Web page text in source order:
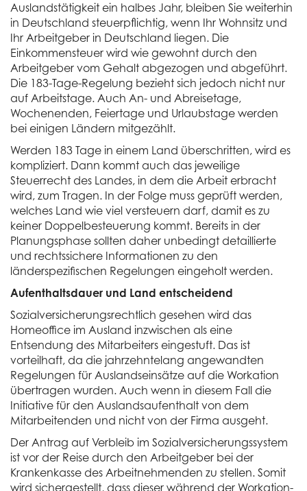
Auslandstätigkeit ein halbes Jahr, bleiben Sie weiterhin
in Deutschland steuerpflichtig, wenn Ihr Wohnsitz und
Ihr Arbeitgeber in Deutschland liegen. Die
Einkommensteuer wird wie gewohnt durch den
Arbeitgeber vom Gehalt abgezogen und abgeführt.
Die 183-Tage-Regelung bezieht sich jedoch nicht nur
auf Arbeitstage. Auch An- und Abreisetage,
Wochenenden, Feiertage und Urlaubstage werden
bei einigen Ländern mitgezählt.
Werden 183 Tage in einem Land überschritten, wird es
kompliziert. Dann kommt auch das jeweilige
Steuerrecht des Landes, in dem die Arbeit erbracht
wird, zum Tragen. In der Folge muss geprüft werden,
welches Land wie viel versteuern darf, damit es zu
keiner Doppelbesteuerung kommt. Bereits in der
Planungsphase sollten daher unbedingt detaillierte
und rechtssichere Informationen zu den
länderspezifischen Regelungen eingeholt werden.
Aufenthaltsdauer und Land entscheidend
Sozialversicherungsrechtlich gesehen wird das
Homeoffice im Ausland inzwischen als eine
Entsendung des Mitarbeiters eingestuft. Das ist
vorteilhaft, da die jahrzehntelang angewandten
Regelungen für Auslandseinsätze auf die Workation
übertragen wurden. Auch wenn in diesem Fall die
Initiative für den Auslandsaufenthalt von dem
Mitarbeitenden und nicht von der Firma ausgeht.
Der Antrag auf Verbleib im Sozialversicherungssystem
ist vor der Reise durch den Arbeitgeber bei der
Krankenkasse des Arbeitnehmenden zu stellen. Somit
wird sichergestellt, dass dieser während der Workation-